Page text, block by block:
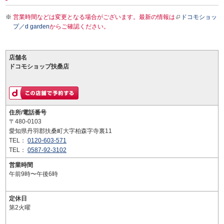
営業時間などは変更となる場合がございます。最新の情報は
ドコモショッ
プ／d gardenからご確認ください。
店舗名
ドコモショップ扶桑店
住所/電話番号
〒480-0103
愛知県丹羽郡扶桑町大字柏森字寺裏11
TEL： 0120-603-571
TEL： 0587-92-3102
営業時間
午前9時〜午後6時
定休日
第2火曜